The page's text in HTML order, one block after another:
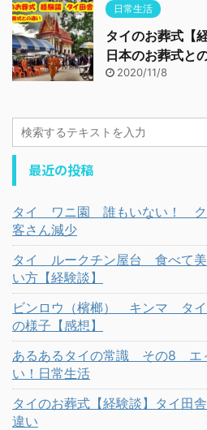
日常生活
タイのお葬式【
日本のお葬式と
2020/11/8
最近の投稿
タイ ワニ園 誰もいない！ ク
客さん減少
タイ ルークチン屋台 食べて
い方【経験談】
ビンロウ（檳榔） キンマ タ
の様子【感想】
あるあるタイの常識 その8 エ
い！日常生活
タイのお葬式【経験談】タイ田
違い